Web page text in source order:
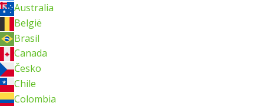
Australia
België
Brasil
Canada
Česko
Chile
Colombia